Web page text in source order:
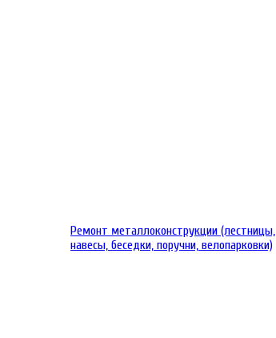
Ремонт металлоконструкции (лестницы,
навесы, беседки, поручни, велопарковки)